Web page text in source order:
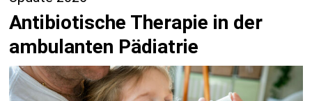
Antibiotische Therapie in der
ambulanten Pädiatrie